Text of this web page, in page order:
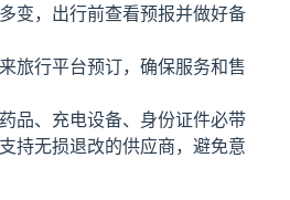
变，出行前查看预报并做好备
旅行平台预订，确保服务和售
品、充电设备、身份证件必带
持无损退改的供应商，避免意